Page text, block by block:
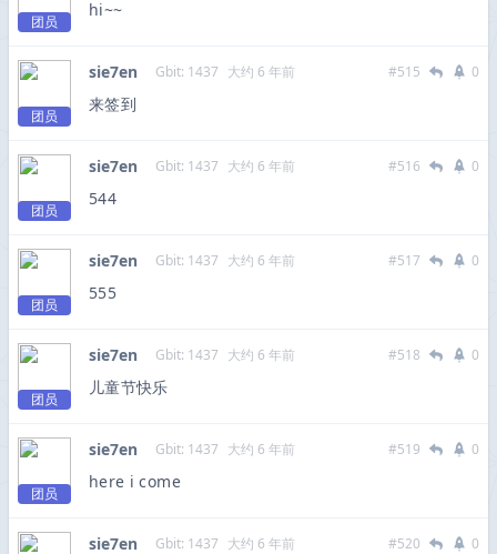
团员
hi~~
团员
sie7en Gbit: 1437 大约 6 年前 #515 0
来签到
团员
sie7en Gbit: 1437 大约 6 年前 #516 0
544
团员
sie7en Gbit: 1437 大约 6 年前 #517 0
555
团员
sie7en Gbit: 1437 大约 6 年前 #518 0
儿童节快乐
团员
sie7en Gbit: 1437 大约 6 年前 #519 0
here i come
sie7en Gbit: 1437 大约 6 年前 #520 0